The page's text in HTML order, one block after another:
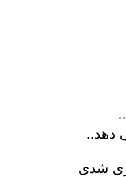
دهد..
شدی